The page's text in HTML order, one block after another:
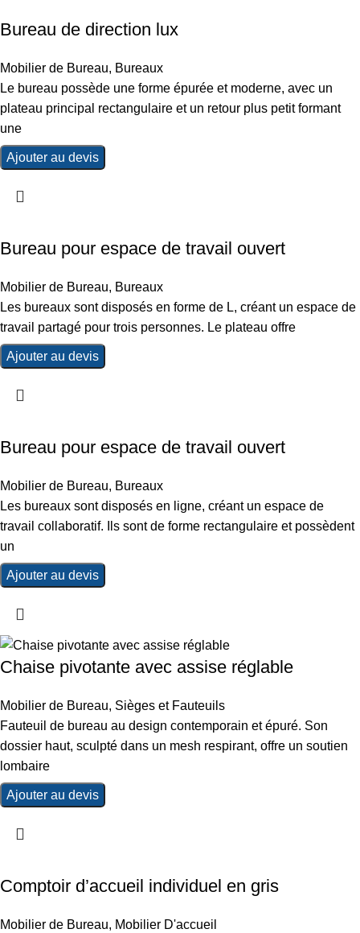
Bureau de direction lux
Mobilier de Bureau, Bureaux
Le bureau possède une forme épurée et moderne, avec un
plateau principal rectangulaire et un retour plus petit formant
une
Ajouter au devis
Bureau pour espace de travail ouvert
Mobilier de Bureau, Bureaux
Les bureaux sont disposés en forme de L, créant un espace de
travail partagé pour trois personnes. Le plateau offre
Ajouter au devis
Bureau pour espace de travail ouvert
Mobilier de Bureau, Bureaux
Les bureaux sont disposés en ligne, créant un espace de
travail collaboratif. Ils sont de forme rectangulaire et possèdent
un
Ajouter au devis
Chaise pivotante avec assise réglable
Mobilier de Bureau, Sièges et Fauteuils
Fauteuil de bureau au design contemporain et épuré. Son
dossier haut, sculpté dans un mesh respirant, offre un soutien
lombaire
Ajouter au devis
Comptoir d’accueil individuel en gris
Mobilier de Bureau, Mobilier D'accueil